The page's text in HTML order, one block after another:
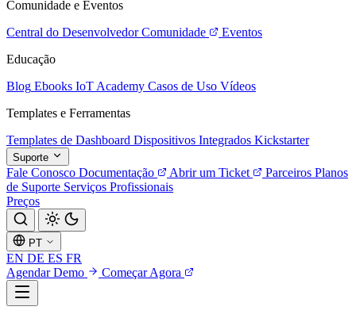
Comunidade e Eventos
Central do Desenvolvedor Comunidade
Eventos
Educação
Blog Ebooks IoT Academy Casos de Uso Vídeos
Templates e Ferramentas
Templates de Dashboard Dispositivos Integrados Kickstarter
Suporte
Fale Conosco Documentação Abrir um Ticket Parceiros Planos
de Suporte Serviços Profissionais
Preços
PT
EN DE ES FR
Agendar Demo
Começar Agora